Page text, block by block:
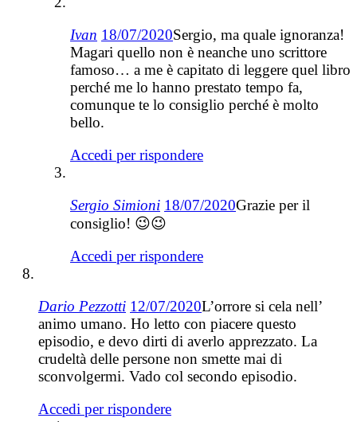
Ivan 18/07/2020Sergio, ma quale ignoranza!
Magari quello non è neanche uno scrittore
famoso… a me è capitato di leggere quel libro
perché me lo hanno prestato tempo fa,
comunque te lo consiglio perché è molto
bello.
Accedi per rispondere
Sergio Simioni 18/07/2020Grazie per il
consiglio! 😉😉
Accedi per rispondere
Dario Pezzotti 12/07/2020L’orrore si cela nell’
animo umano. Ho letto con piacere questo
episodio, e devo dirti di averlo apprezzato. La
crudeltà delle persone non smette mai di
sconvolgermi. Vado col secondo episodio.
Accedi per rispondere